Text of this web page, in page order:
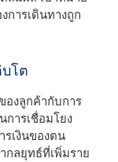
การเดินทางถูก
โต
องลูกค้ากับการ
ารเชื่อมโยง
รเงินของตน
กลยุทธ์ที่เพิ่มราย